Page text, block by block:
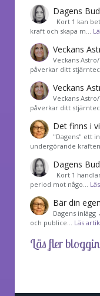
Dagens
Kort 1 kan
kraft och skapa m…
Veckans
Veckans
påverkar ditt
Veckans
Veckans
påverkar ditt
Det finns i
"Dagens" ett
undergörande
Dagens
Kort 1
period mot någo…
Bär din
Dagens
och publice… Läs
Läs fler